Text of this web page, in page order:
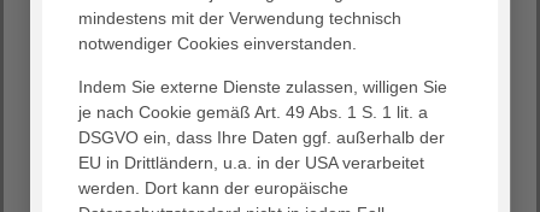
Womit wir uns qualifiziert haben
Unsere Notärzt:innen durchlaufen nach mehrmonatiger
Tätigkeit auf den Stationen des Krankenhauses und
zusätzlich mindestens sechsmonatiger Tätigkeit in der
Notaufnahme, auf einer Intensivstation oder in der
Anästhesie einen speziellen Notfallmedizinkurs. Danach
mindestens mit der Verwendung technisch
notwendiger Cookies einverstanden.
Indem Sie externe Dienste zulassen, willigen Sie
je nach Cookie gemäß Art. 49 Abs. 1 S. 1 lit. a
DSGVO ein, dass Ihre Daten ggf. außerhalb der
EU in Drittländern, u.a. in der USA verarbeitet
werden. Dort kann der europäische